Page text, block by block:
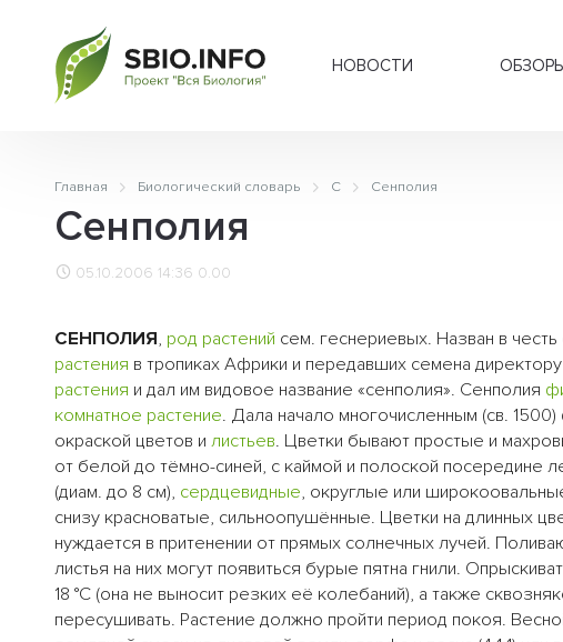
НОВОСТИ
Главная Биологический словарь С Сенполия
Сенполия
05.10.2006 14:36 0.00
СЕНПОЛИЯ, род растений сем. геснериевых. Назван в
растения в тропиках Африки и передавших семена директору
растения и дал им видовое название «сенполия». Сенполия
комнатное растение. Дала начало многочисленным (св.
окраской цветов и листьев. Цветки бывают простые и
от белой до тёмно-синей, с каймой и полоской посередине
(диам. до 8 см), сердцевидные, округлые или
снизу красноватые, сильноопушённые. Цветки на длинных
нуждается в притенении от прямых солнечных лучей.
листья на них могут появиться бурые пятна гнили.
18 °C (она не выносит резких её колебаний), а также
пересушивать. Растение должно пройти период покоя.